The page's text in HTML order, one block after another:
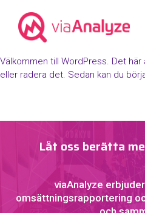
Välkommen till WordPress. Det
eller radera det. Sedan kan du
Låt oss berätta
viaAnalyze
omsättningsrapportering